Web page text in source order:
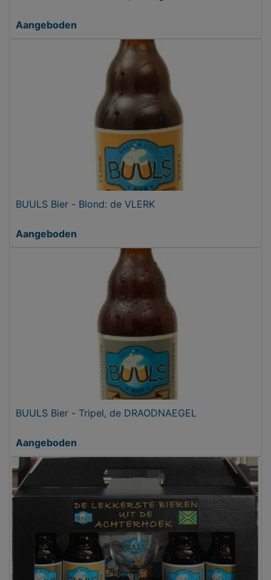
Aangeboden
BUULS Bier - Blond: de VLERK
Aangeboden
BUULS Bier - Tripel, de DRAODNAEGEL
Aangeboden